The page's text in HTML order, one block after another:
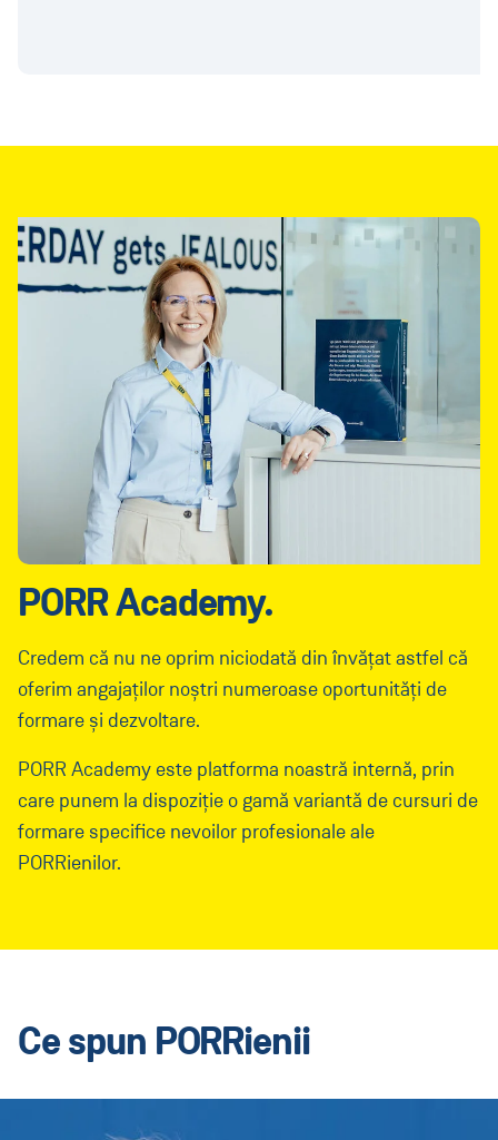
PORR Academy.
Credem că nu ne oprim niciodată din învățat astfel că
oferim angajaților noștri numeroase oportunități de
formare și dezvoltare.
PORR Academy este platforma noastră internă, prin
care punem la dispoziție o gamă variantă de cursuri de
formare specifice nevoilor profesionale ale
PORRienilor.
Ce spun PORRienii